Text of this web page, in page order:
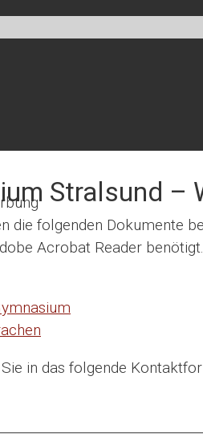
Stralsund –
die folgenden Dokumente
Acrobat Reader
in das folgende